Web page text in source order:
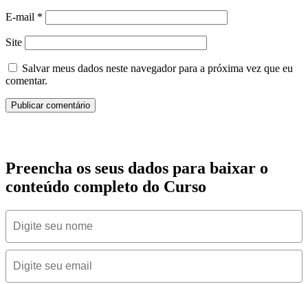
E-mail *
Site
Salvar meus dados neste navegador para a próxima vez que eu
comentar.
Preencha os seus dados para baixar o
conteúdo completo do Curso